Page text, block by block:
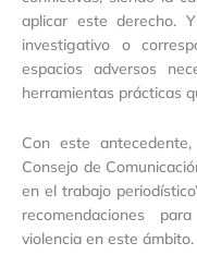
aplicar este derecho.
investigativo o
espacios adversos
herramientas prácticas
Con este
Consejo de
en el trabajo
recomendaciones
violencia en este ámbito.